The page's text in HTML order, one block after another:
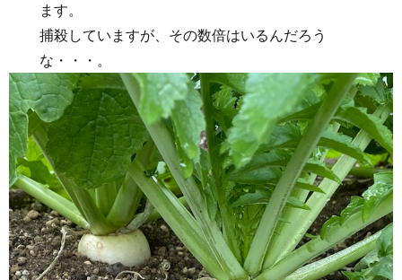
ます。
捕殺していますが、その数倍はいるんだろう
な・・・。